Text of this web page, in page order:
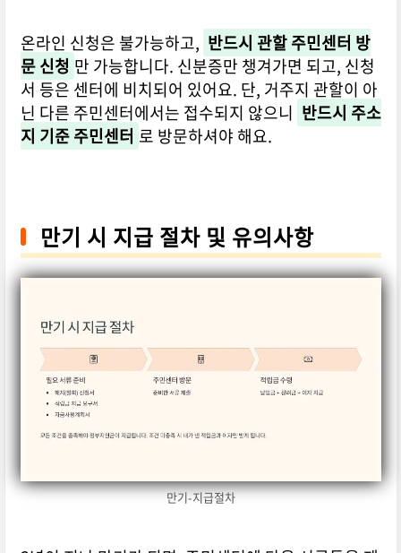
온라인 신청은 불가능하고, 반드시 관할 주민센터 방
문 신청 만 가능합니다. 신분증만 챙겨가면 되고, 신청
서 등은 센터에 비치되어 있어요. 단, 거주지 관할이 아
닌 다른 주민센터에서는 접수되지 않으니 반드시 주소
지 기준 주민센터 로 방문하셔야 해요.
만기 시 지급 절차 및 유의사항
만기-지급절차